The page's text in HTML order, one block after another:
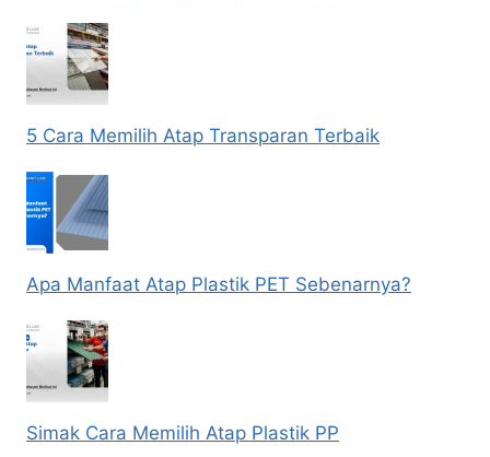
5 Cara Memilih Atap Transparan Terbaik
Apa Manfaat Atap Plastik PET Sebenarnya?
Simak Cara Memilih Atap Plastik PP